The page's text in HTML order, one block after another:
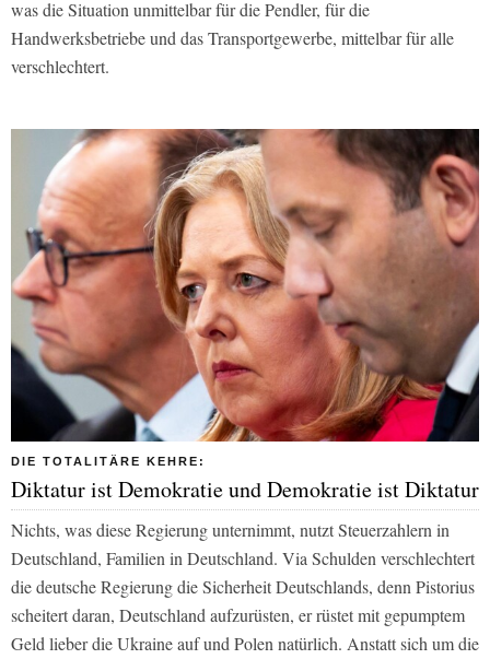
was die Situation unmittelbar für die Pendler, für die
Handwerksbetriebe und das Transportgewerbe, mittelbar für alle
verschlechtert.
DIE TOTALITÄRE KEHRE:
Diktatur ist Demokratie und Demokratie ist Diktatur
Nichts, was diese Regierung unternimmt, nutzt Steuerzahlern in
Deutschland, Familien in Deutschland. Via Schulden verschlechtert
die deutsche Regierung die Sicherheit Deutschlands, denn Pistorius
scheitert daran, Deutschland aufzurüsten, er rüstet mit gepumptem
Geld lieber die Ukraine auf und Polen natürlich. Anstatt sich um die